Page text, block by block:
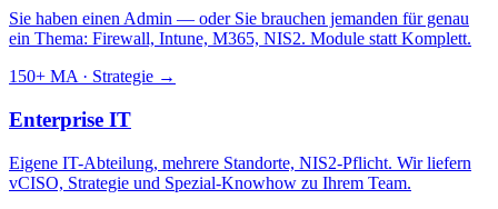
Sie haben einen Admin — oder Sie brauchen jemanden für genau
ein Thema: Firewall, Intune, M365, NIS2. Module statt Komplett.
150+ MA · Strategie →
Enterprise IT
Eigene IT-Abteilung, mehrere Standorte, NIS2-Pflicht. Wir liefern
vCISO, Strategie und Spezial-Knowhow zu Ihrem Team.